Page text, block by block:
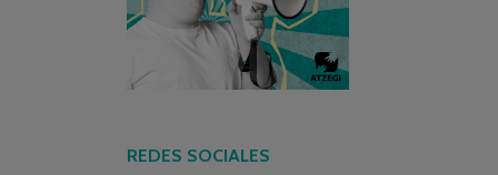
REDES SOCIALES